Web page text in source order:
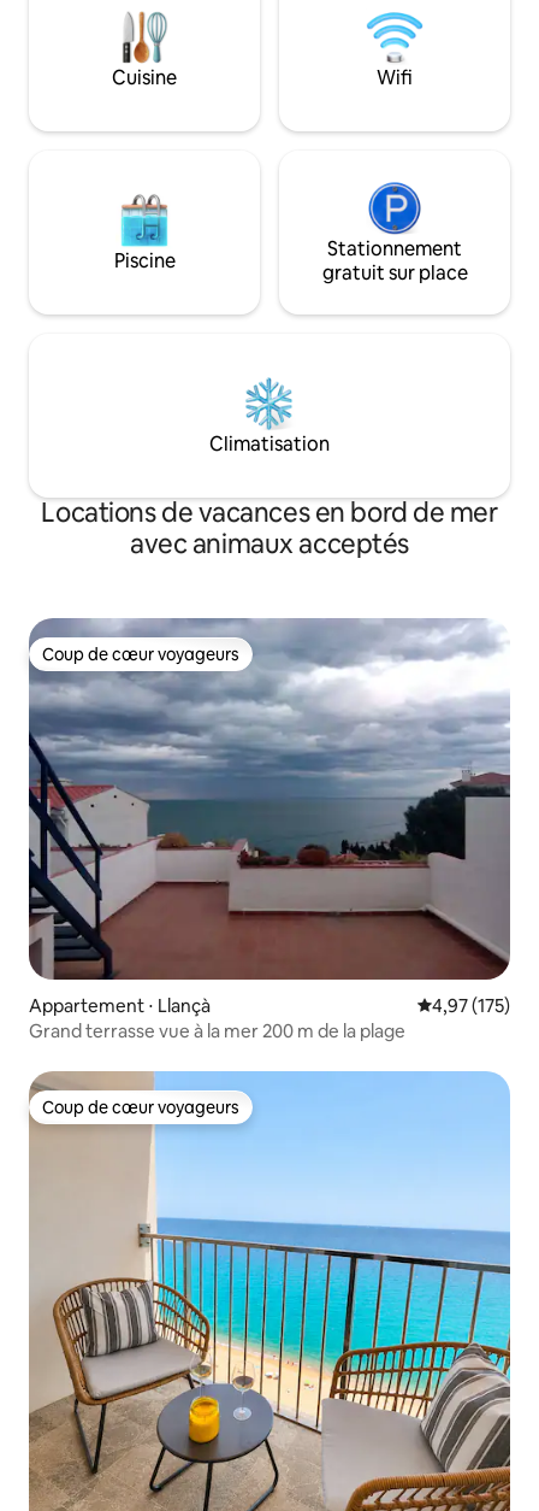
unas fantásticas vistas de la playa y de la
preciosa bahía de Roses. Todo el entorno
y jardines del apartamento son de uso
exclusivo para los huéspedes, hay una
niños. Este apartamento goza de la
privado gratuito. El apartamento
dispone de dos habitaciones, una con
dos camas individuales y la otra con una
cama de matrimonio con vistas al mar. La
amplio sofá cama y un gran TV de
mobiliario de este apartamento son
nuevos de este 2018. Hay lavadora,
lavavajillas, un gran frigorífico,
microondas, hervidor de agua, cafetera,
Située dans une
avec une grande
Cuisine Wifi
Piscine
Stationnement
gratuit sur place
Climatisation
Locations de vacances en bord de mer
avec animaux acceptés
Coup de cœur voyageurs
Coup de cœur voyageurs
Appartement ⋅ Llançà Évaluation
4,97 (175)
Grand terrasse vue à la mer 200 m de la plage
Coup de cœur voyageurs
Coup de cœur voyageurs